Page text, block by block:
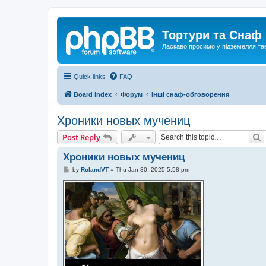
Тортури та Снаф
Ласкаво просимо у підземелля
Quick links FAQ
Board index Форум Інші снаф-обговорення
Хроники новых мучениц
Post Reply
Хроники новых мучениц
P
s
t
by RolandVT» Thu Jan 30, 2025 5:58 pm